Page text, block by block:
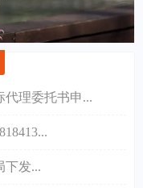
代理委托书申...
下发...